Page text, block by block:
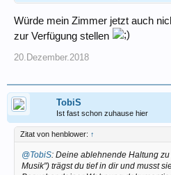
Würde mein Zimmer jetzt auch
zur Verfügung stellen
20.Dezember.2018
TobiS
Ist fast schon zuhause hier
Zitat von henblower: ↑
@TobiS: Deine ablehnende Haltung
Musik") trägst du tief in dir und musst